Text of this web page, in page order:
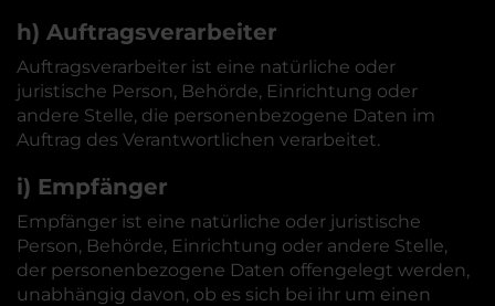
h) Auftragsverarbeiter
Auftragsverarbeiter ist eine natürliche oder
juristische Person, Behörde, Einrichtung oder
andere Stelle, die personenbezogene Daten im
Auftrag des Verantwortlichen verarbeitet.
i) Empfänger
Empfänger ist eine natürliche oder juristische
Person, Behörde, Einrichtung oder andere Stelle,
der personenbezogene Daten offengelegt werden,
unabhängig davon, ob es sich bei ihr um einen